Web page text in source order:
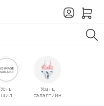
Усны
шил
Усанд
сэлэлтийн